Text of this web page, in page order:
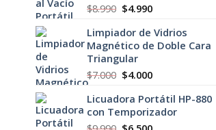
$8.990 El
original
era:
$8.990.
$4.990El
actual
es:
Limpiador de Vidrios
Magnético de Doble Cara
Triangular
$7.000 El
original
era:
$7.000.
$4.000El
actual
es:
$4.000.
Licuadora Portátil HP-880
con Temporizador